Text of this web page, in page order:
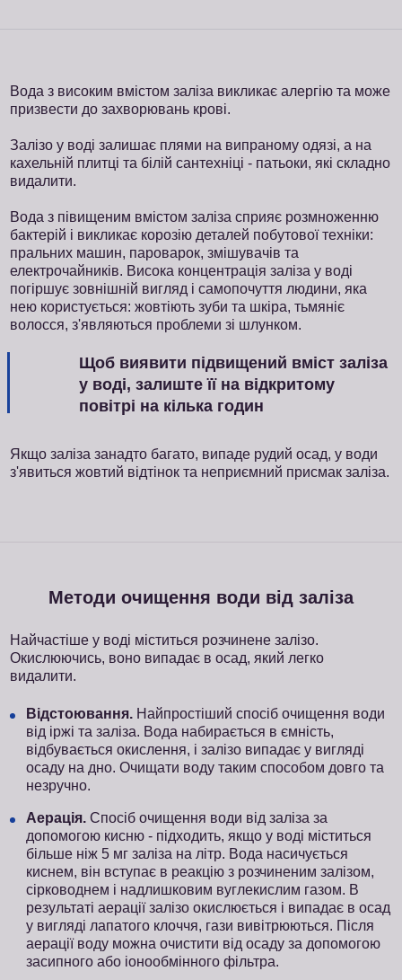
Вода з високим вмістом заліза викликає алергію та може
призвести до захворювань крові.
Залізо у воді залишає плями на випраному одязі, а на
кахельній плитці та білій сантехніці - патьоки, які складно
видалити.
Вода з півищеним вмістом заліза сприяє розмноженню
бактерій і викликає корозію деталей побутової техніки:
пральних машин, пароварок, змішувачів та
електрочайників. Висока концентрація заліза у воді
погіршує зовнішній вигляд і самопочуття людини, яка
нею користується: жовтіють зуби та шкіра, тьмяніє
волосся, з'являються проблеми зі шлунком.
Щоб виявити підвищений вміст заліза
у воді, залиште її на відкритому
повітрі на кілька годин
Якщо заліза занадто багато, випаде рудий осад, у води
з'явиться жовтий відтінок та неприємний присмак заліза.
Методи очищення води від заліза
Найчастіше у воді міститься розчинене залізо.
Окислюючись, воно випадає в осад, який легко
видалити.
Відстоювання. Найпростіший спосіб очищення води
від іржі та заліза. Вода набирається в ємність,
відбувається окислення, і залізо випадає у вигляді
осаду на дно. Очищати воду таким способом довго та
незручно.
Аерація. Спосіб очищення води від заліза за
допомогою кисню - підходить, якщо у воді міститься
більше ніж 5 мг заліза на літр. Вода насичується
киснем, він вступає в реакцію з розчиненим залізом,
сірководнем і надлишковим вуглекислим газом. В
результаті аерації залізо окислюється і випадає в осад
у вигляді лапатого клоччя, гази вивітрюються. Після
аерації воду можна очистити від осаду за допомогою
засипного або іонообмінного фільтра.